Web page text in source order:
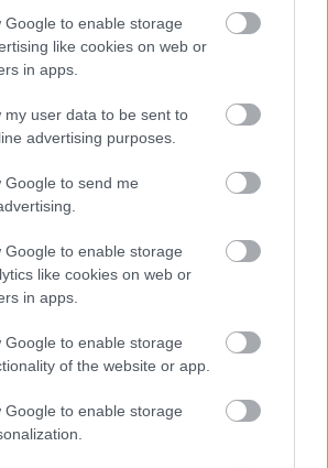
Google to enable storage
like cookies on web or
in apps.
my user data to be sent to
advertising purposes.
Google to send me
Google to enable storage
like cookies on web or
in apps.
Google to enable storage
of the website or app.
Google to enable storage
a Liszt Ferenc repülőtér
fejlesztése
a hazai víziközművekről?
fél évszázados vezetéken